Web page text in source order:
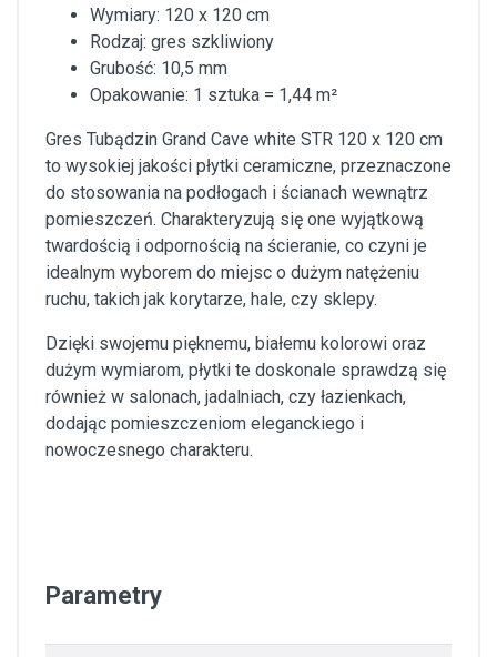
Wymiary: 120 x 120 cm
Rodzaj: gres szkliwiony
Grubość: 10,5 mm
Opakowanie: 1 sztuka = 1,44 m²
Gres Tubądzin Grand Cave white STR 120 x 120 cm
to wysokiej jakości płytki ceramiczne, przeznaczone
do stosowania na podłogach i ścianach wewnątrz
pomieszczeń. Charakteryzują się one wyjątkową
twardością i odpornością na ścieranie, co czyni je
idealnym wyborem do miejsc o dużym natężeniu
ruchu, takich jak korytarze, hale, czy sklepy.
Dzięki swojemu pięknemu, białemu kolorowi oraz
dużym wymiarom, płytki te doskonale sprawdzą się
również w salonach, jadalniach, czy łazienkach,
dodając pomieszczeniom eleganckiego i
nowoczesnego charakteru.
Parametry